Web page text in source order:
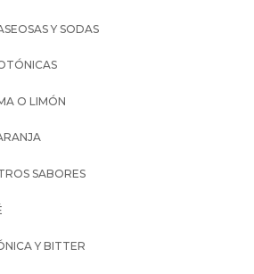
Y SODAS
O LIMÓN
SABORES
Y BITTER